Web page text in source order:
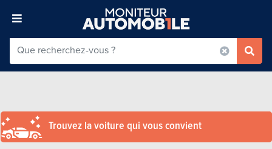
Trouvez la voiture qui vous convient